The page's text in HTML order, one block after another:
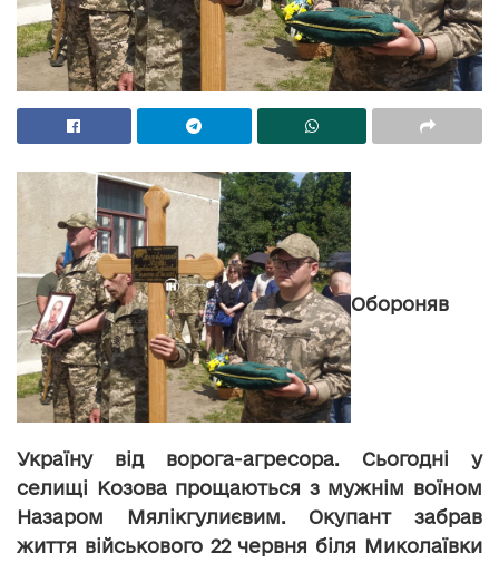
Обороняв
Україну від ворога-агресора. Сьогодні у
селищі Козова прощаються з мужнім воїном
Назаром Мялікгулиєвим. Окупант забрав
життя військового 22 червня біля Миколаївки